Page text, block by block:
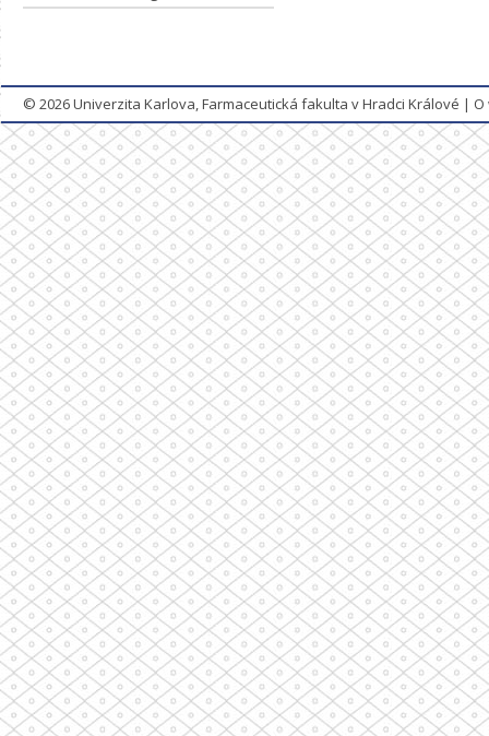
© 2026Univerzita Karlova, Farmaceutická fakulta v Hradci Králové |